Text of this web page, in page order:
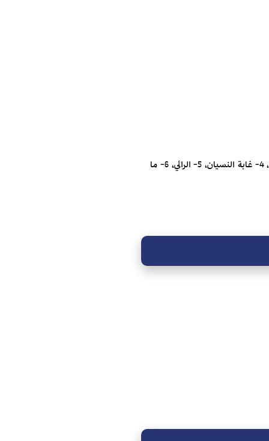
توزعت قصائد الكتاب على ستة أقسام جاءت تحت العناوين الآتية: 1- غابة الأوتار، 2- غابة المرايا، 3- غابة الخفة، 4- غابة النسيان، 5- الرائي، 6- ما